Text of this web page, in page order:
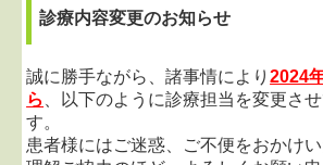
診療内容変更のお知らせ
誠に勝手ながら、諸事情により2024
ら
、以下のように診療担当を変更さ
す。
患者様にはご迷惑、ご不便をおかけい